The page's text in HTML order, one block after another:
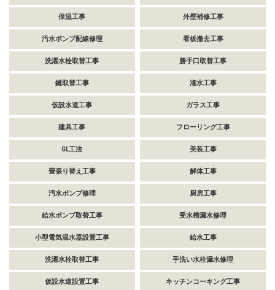
保温工事 外壁補修工事
汚水ポンプ配線修理 看板撤去工事
洗濯水栓取替工事 勝手口取替工事
鍵取替工事 潅水工事
仮設水道工事 ガラス工事
建具工事 フローリング工事
GL工法 美装工事
畳張り替え工事 解体工事
汚水ポンプ修理 厨房工事
給水ポンプ取替工事 受水槽漏水修理
小型電気温水器設置工事 給水工事
洗濯水栓取替工事 手洗い水栓漏水修理
仮設水道設置工事 キッチンコーキング工事